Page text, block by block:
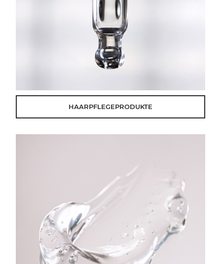
HAARPFLEGEPRODUKTE